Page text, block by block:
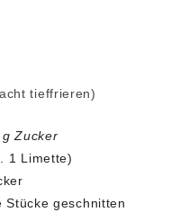
tieffrieren)
g Zucker
1 Limette)
Stücke geschnitten